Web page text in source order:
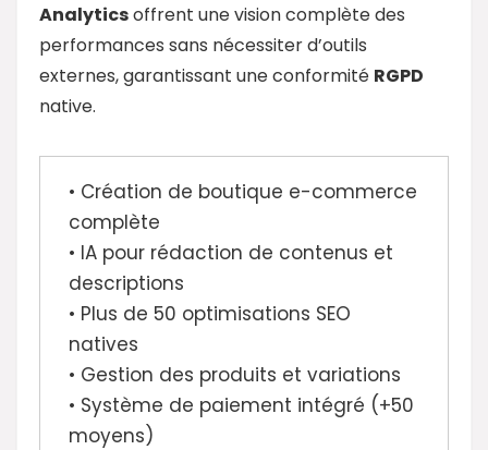
Analyticsoffrent une vision complète des
performances sans nécessiter d’outils
externes, garantissant une conformité RGPD
native.
• Création de boutique e-commerce
complète
• IA pour rédaction de contenus et
descriptions
• Plus de 50 optimisations SEO
natives
• Gestion des produits et variations
• Système de paiement intégré (+50
moyens)